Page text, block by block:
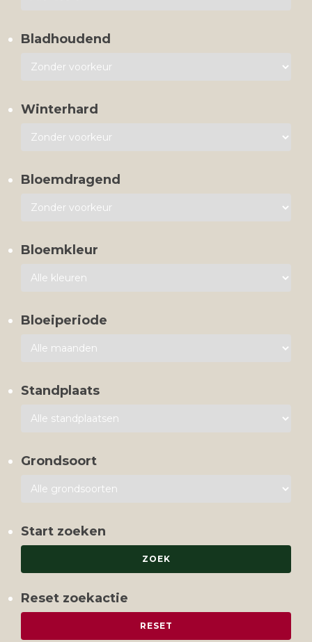
Bladhoudend
Winterhard
Bloemdragend
Bloemkleur
Bloeiperiode
Standplaats
Grondsoort
Start zoeken
Reset zoekactie